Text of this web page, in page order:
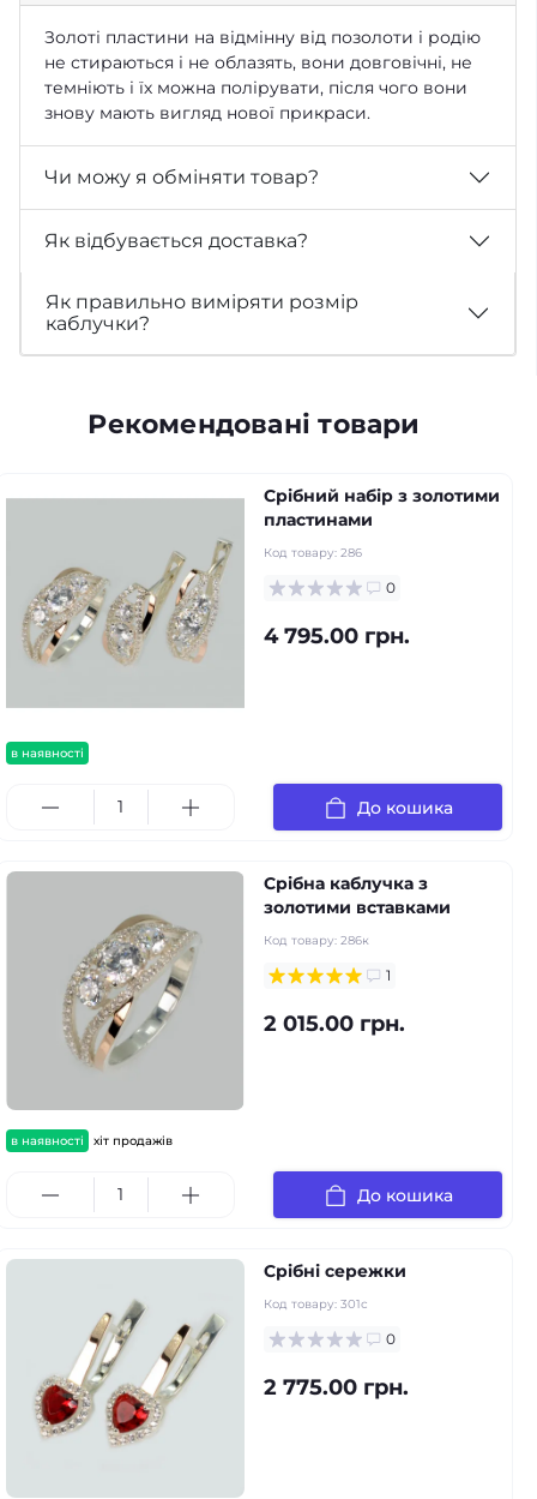
Золоті пластини на відмінну від позолоти і родію
не стираються і не облазять, вони довговічні, не
темніють і їх можна полірувати, після чого вони
знову мають вигляд нової прикраси.
Чи можу я обміняти товар?
Як відбувається доставка?
Як правильно виміряти розмір
каблучки?
Рекомендовані товари
в наявності
Срібний набір з золотими
пластинами
Код товару: 286
0
4 795.00 грн.
До кошика
в наявності хіт продажів
Срібна каблучка з
золотими вставками
Код товару: 286к
1
2 015.00 грн.
До кошика
Срібні сережки
Код товару: 301с
0
2 775.00 грн.